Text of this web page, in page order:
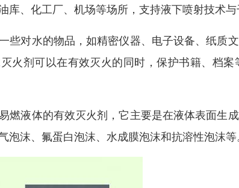
库、化工厂、机场等场所，支持液下喷射技术与
些对水的物品，如精密仪器、电子设备、纸质
火剂可以在有效灭火的同时，保护书籍、档
燃液体的有效灭火剂，它主要是在液体表面生
泡沫、氟蛋白泡沫、水成膜泡沫和抗溶性泡沫等